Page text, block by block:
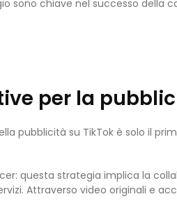
sono chiave nel successo della
per la
pubblicità su TikTok è solo il
questa strategia implica la
Attraverso video originali e